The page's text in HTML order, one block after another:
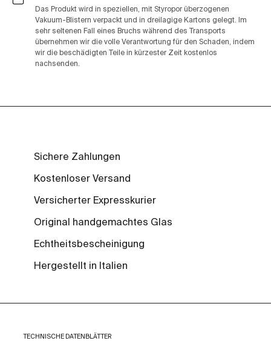
Das Produkt wird in speziellen, mit Styropor überzogenen
Vakuum-Blistern verpackt und in dreilagige Kartons gelegt. Im
sehr seltenen Fall eines Bruchs während des Transports
übernehmen wir die volle Verantwortung für den Schaden, indem
wir die beschädigten Teile in kürzester Zeit kostenlos
nachsenden.
Sichere Zahlungen
Kostenloser Versand
Versicherter Expresskurier
Original handgemachtes Glas
Echtheitsbescheinigung
Hergestellt in Italien
TECHNISCHE DATENBLÄTTER